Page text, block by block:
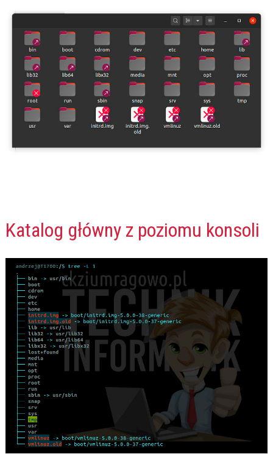
Katalog główny z poziomu konsoli